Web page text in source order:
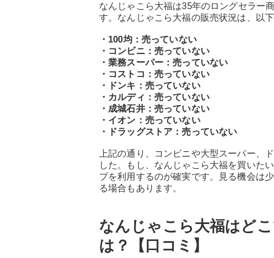
なんじゃこら大福は35年のロングセラー
す。なんじゃこら大福の販売状況は、以下
・100均：売っていない
・コンビニ：売っていない
・業務スーパー：売っていない
・コストコ：売っていない
・ドンキ：売っていない
・カルディ：売っていない
・成城石井：売っていない
・イオン：売っていない
・ドラッグストア：売っていない
上記の通り、コンビニや大型スーパー、
した。もし、なんじゃこら大福を買いた
プを利用するのが確実です。見る機会は
る場合もあります。
なんじゃこら大福はど
は？【口コミ】